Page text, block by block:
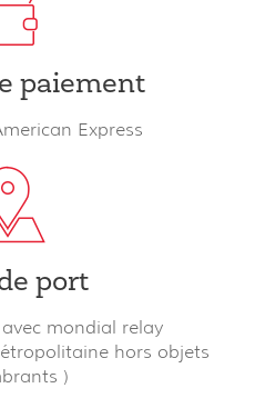
paiement
Express
port
mondial relay
hors objets
)